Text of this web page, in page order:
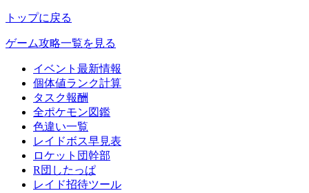
トップに戻る
ゲーム攻略一覧を見る
イベント最新情報
個体値ランク計算
タスク報酬
全ポケモン図鑑
色違い一覧
レイドボス早見表
ロケット団幹部
R団したっぱ
レイド招待ツール